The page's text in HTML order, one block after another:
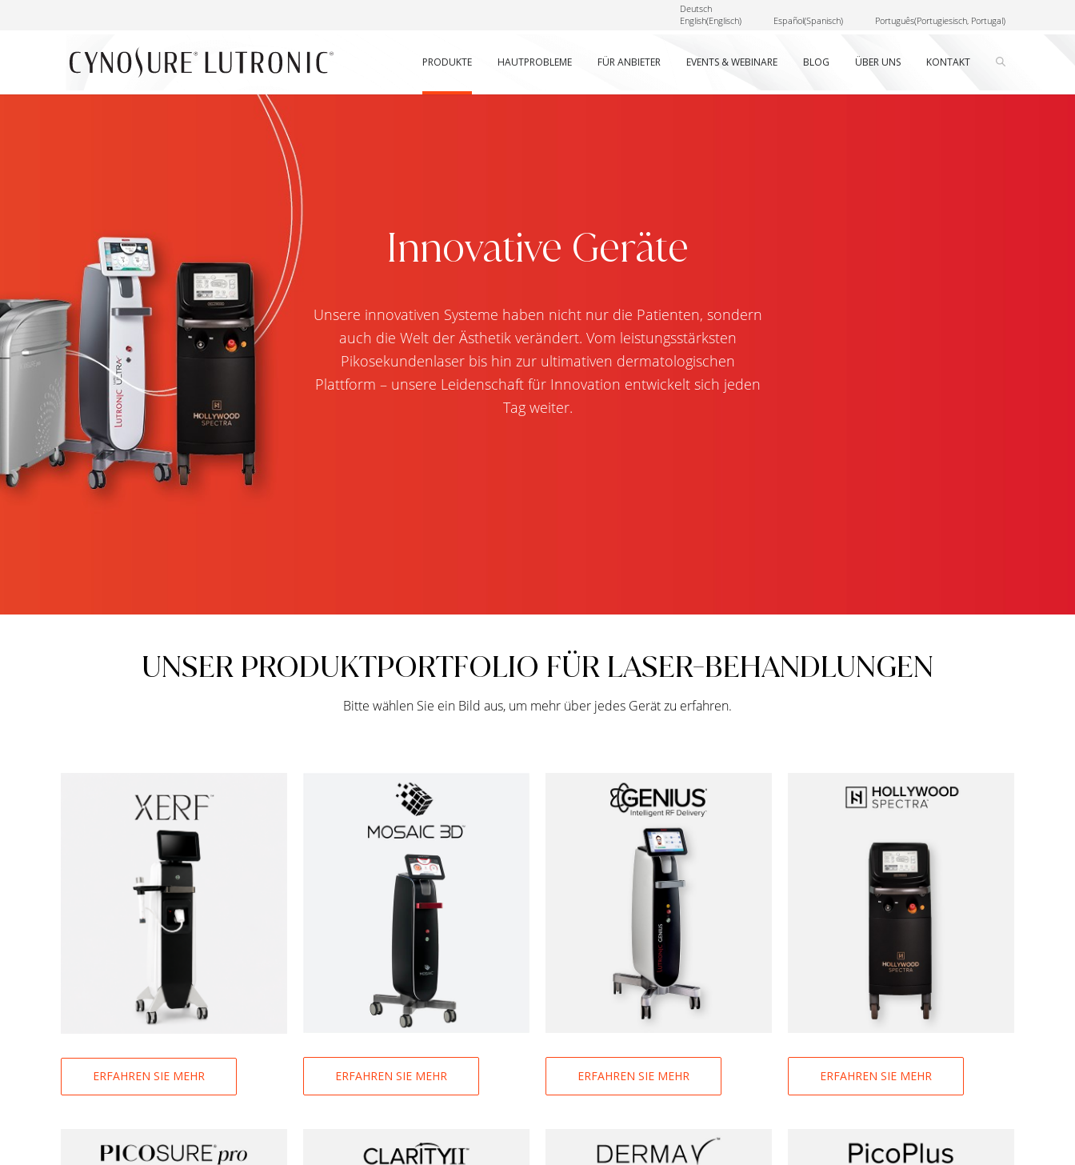
Deutsch
English(Englisch) Español(Spanisch) Português(Portugiesisch, Portugal)
PRODUKTE HAUTPROBLEME FÜR ANBIETER EVENTS & WEBINARE BLOG ÜBER UNS KONTAKT
Innovative Geräte
Unsere innovativen Systeme haben nicht nur die Patienten, sondern
auch die Welt der Ästhetik verändert. Vom leistungsstärksten
Pikosekundenlaser bis hin zur ultimativen dermatologischen
Plattform – unsere Leidenschaft für Innovation entwickelt sich jeden
Tag weiter.
UNSER PRODUKTPORTFOLIO FÜR LASER-BEHANDLUNGEN
Bitte wählen Sie ein Bild aus, um mehr über jedes Gerät zu erfahren.
ERFAHREN SIE MEHR ERFAHREN SIE MEHR ERFAHREN SIE MEHR ERFAHREN SIE MEHR